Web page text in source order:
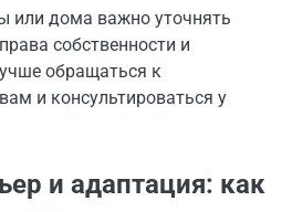
или дома важно уточнять
собственности и
обращаться к
и консультироваться у
и адаптация: как